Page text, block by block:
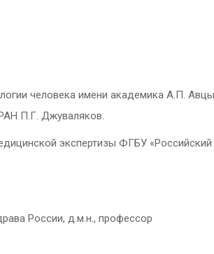
человека имени академика А.П.
П.Г. Джуваляков.
экспертизы ФГБУ «Российский
России, д.м.н., профессор